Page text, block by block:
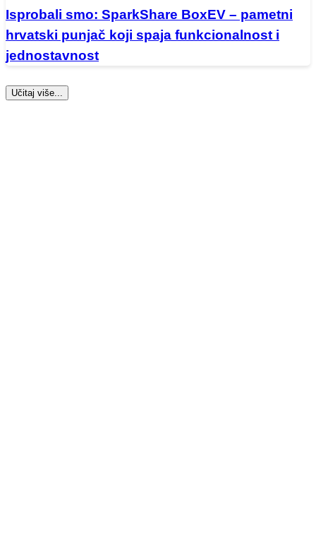
Isprobali smo: SparkShare BoxEV – pametni
hrvatski punjač koji spaja funkcionalnost i
jednostavnost
Učitaj više...